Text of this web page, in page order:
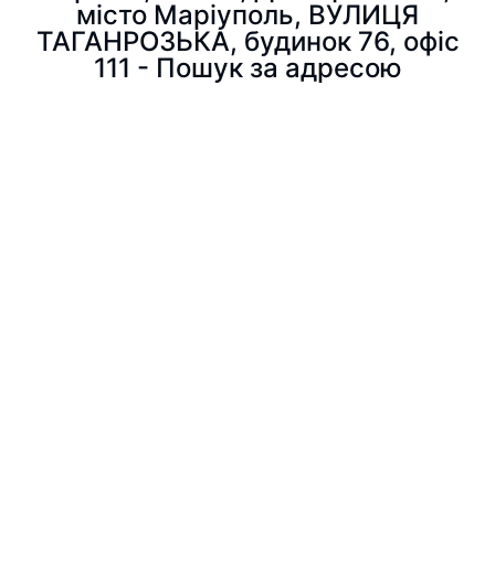
місто Маріуполь, ВУЛИЦЯ
ТАГАНРОЗЬКА, будинок 76, офіс
111 - Пошук за адресою